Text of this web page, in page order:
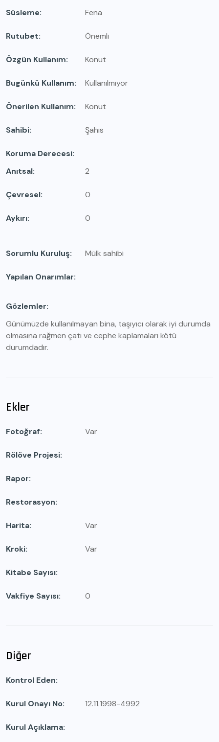
Süsleme Fena
Rutubet Önemli
Özgün Kullanım Konut
Bugünkü Kullanım Kullanılmıyor
Önerilen Kullanım Konut
Sahibi Şahıs
Koruma Derecesi
Anıtsal
2
Çevresel 0
Aykırı 0
Sorumlu Kuruluş Mülk sahibi
Yapılan Onarımlar
Gözlemler
Günümüzde kullanılmayan bina, taşıyıcı olarak iyi durumda
olmasına rağmen çatı ve cephe kaplamaları kötü
durumdadır.
Ekler
Fotoğraf Var
Rölöve Projesi
Rapor
Restorasyon
Harita Var
Kroki Var
Kitabe Sayısı
Vakfiye Sayısı 0
Diğer
Kontrol Eden
Kurul Onayı No 12.11.1998-4992
Kurul Açıklama